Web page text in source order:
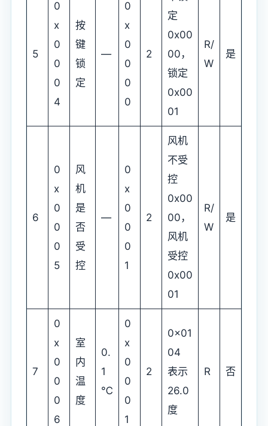
5
0
x
0
0
0
4
按
键
锁
定
—
0
x
0
0
0
0
2
定
0x00
00，
锁定
0x00
01
R/
W
是
6
0
x
0
0
0
5
风
机
是
否
受
控
—
0
x
0
0
0
1
2
风机
不受
控
0x00
00，
风机
受控
0x00
01
R/
W
是
7
0
x
0
0
0
6
室
内
温
度
0.
1
℃
0
x
0
0
0
1
2
0x01
04
表示
26.0
度
R 否